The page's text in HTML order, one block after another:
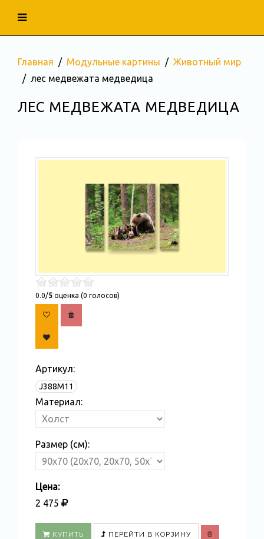
Главная Модульные картины
Животный мир
лес медвежата медведица
ЛЕС МЕДВЕЖАТА МЕДВЕДИЦА
0.0/5 оценка (0 голосов)
Артикул:
J388M11
Материал:
Размер (см):
Цена:
2 475
КУПИТЬ ПЕРЕЙТИ В КОРЗИНУ